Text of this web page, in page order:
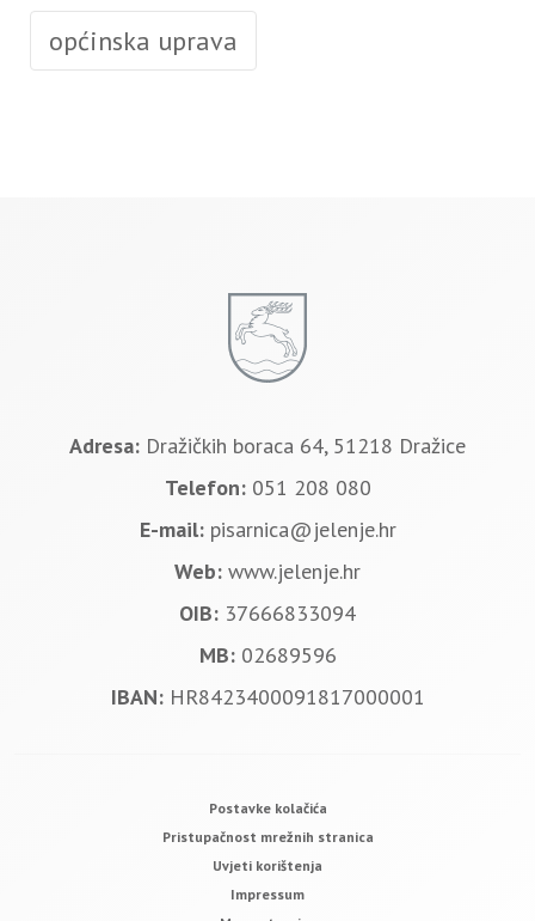
općinska uprava
Adresa: Dražičkih boraca 64, 51218 Dražice
Telefon: 051 208 080
E-mail: pisarnica@jelenje.hr
Web: www.jelenje.hr
OIB: 37666833094
MB: 02689596
IBAN: HR8423400091817000001
Postavke kolačića
Pristupačnost mrežnih stranica
Uvjeti korištenja
Impressum